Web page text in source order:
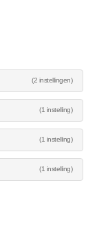
(2 instellingen)
(1 instelling)
(1 instelling)
(1 instelling)